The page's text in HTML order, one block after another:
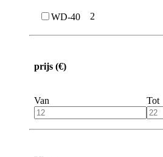
WD-40 2
prijs (€)
Van Tot